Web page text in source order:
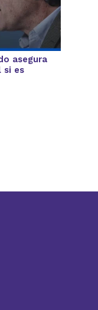
asegura
si es